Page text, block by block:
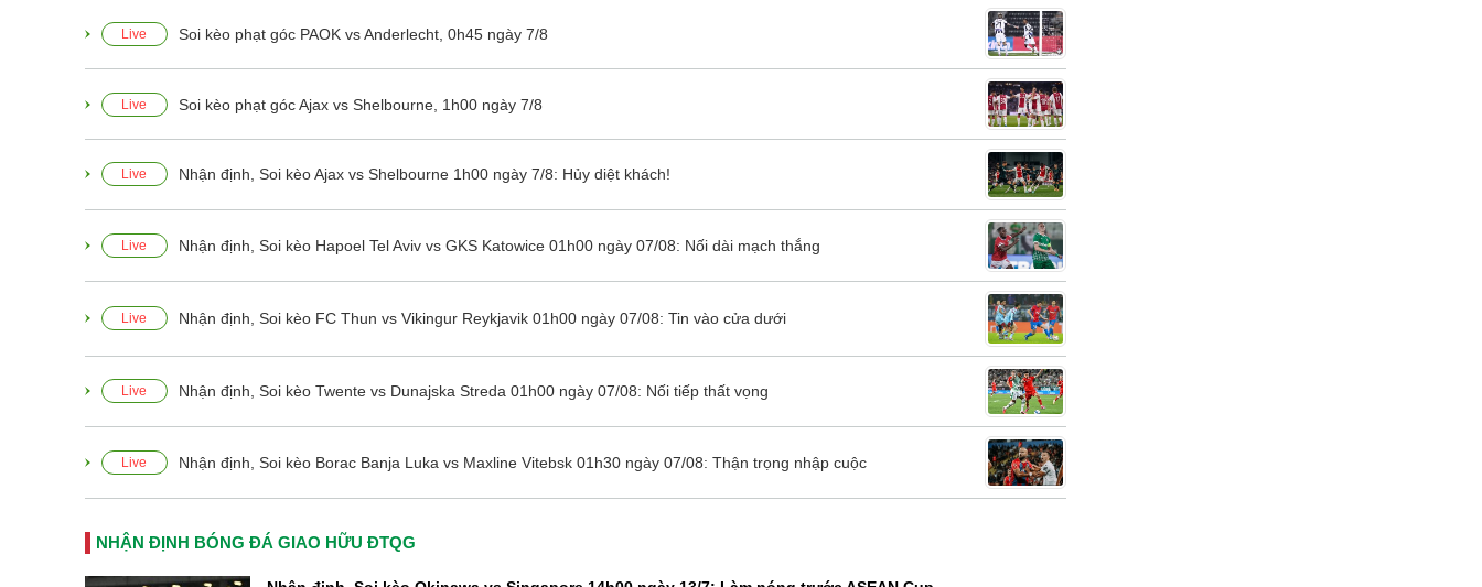
Live Soi kèo phạt góc PAOK vs Anderlecht, 0h45 ngày 7/8
Live Soi kèo phạt góc Ajax vs Shelbourne, 1h00 ngày 7/8
Live Nhận định, Soi kèo Ajax vs Shelbourne 1h00 ngày 7/8: Hủy diệt khách!
Live Nhận định, Soi kèo Hapoel Tel Aviv vs GKS Katowice 01h00 ngày 07/08: Nối dài mạch thắng
Live Nhận định, Soi kèo FC Thun vs Vikingur Reykjavik 01h00 ngày 07/08: Tin vào cửa dưới
Live Nhận định, Soi kèo Twente vs Dunajska Streda 01h00 ngày 07/08: Nối tiếp thất vọng
Live Nhận định, Soi kèo Borac Banja Luka vs Maxline Vitebsk 01h30 ngày 07/08: Thận trọng nhập cuộc
NHẬN ĐỊNH BÓNG ĐÁ GIAO HỮU ĐTQG